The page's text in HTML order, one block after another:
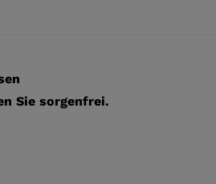
Sie sorgenfrei.